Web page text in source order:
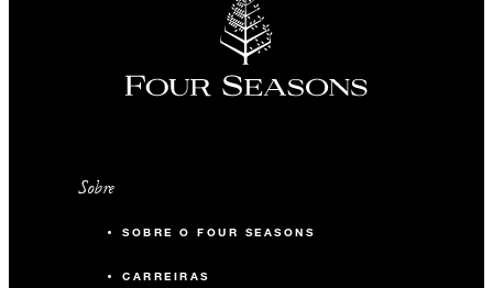
Sobre
SOBRE O FOUR SEASONS
CARREIRAS